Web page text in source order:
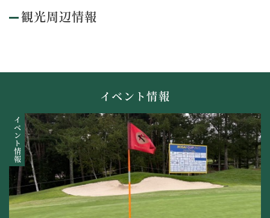
観光周辺情報
イベント情報
イベント情報